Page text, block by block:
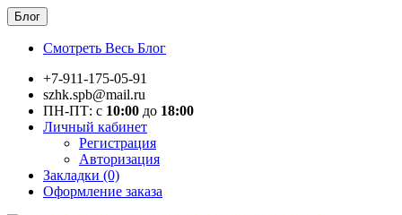
Блог
Смотреть Весь Блог
+7-911-175-05-91
szhk.spb@mail.ru
ПН-ПТ: с 10:00 до 18:00
Личный кабинет
Регистрация
Авторизация
Закладки (0)
Оформление заказа